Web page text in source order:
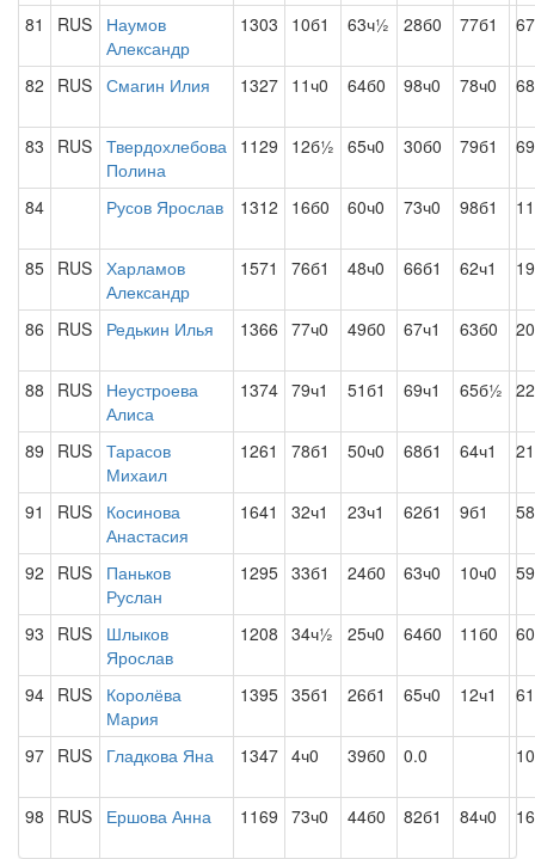
81 RUS
Наумов
Александр
1303 10б1 63ч½ 28б0 77б1
82 RUS Смагин Илия 1327 11ч0 64б0 98ч0 78ч0
83 RUS Твердохлебова
Полина
1129 12б½ 65ч0 30б0 79б1
84 Русов Ярослав 1312 16б0 60ч0 73ч0 98б1
85 RUS Харламов
Александр
1571 76б1 48ч0 66б1 62ч1
86 RUS Редькин Илья 1366 77ч0 49б0 67ч1 63б0
88 RUS
Неустроева
Алиса
1374 79ч1 51б1 69ч1 65б½
89 RUS Тарасов
Михаил
1261 78б1 50ч0 68б1 64ч1
91 RUS
Косинова
Анастасия
1641 32ч1 23ч1 62б1 9б1
92 RUS
Паньков
Руслан
1295 33б1 24б0 63ч0 10ч0
93 RUS
Шлыков
Ярослав
1208 34ч½ 25ч0 64б0 11б0
94 RUS
Королёва
Мария
1395 35б1 26б1 65ч0 12ч1
97 RUS Гладкова Яна 1347 4ч0 39б0 0.0
98 RUS Ершова Анна 1169 73ч0 44б0 82б1 84ч0